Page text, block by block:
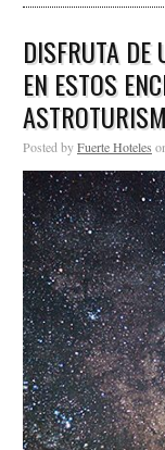
DISFRUTA DE
EN ESTOS
Posted byFuerte Hoteles